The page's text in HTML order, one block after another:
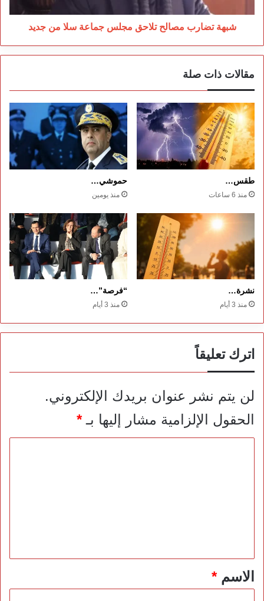
جديد
شبهة تضارب مصالح تلاحق مجلس جماعة سلا من جديد
مقالات ذات صلة
طقس…
منذ 6 ساعات
حموشي…
منذ يومين
نشرة…
منذ 3 أيام
“فرصة”…
منذ 3 أيام
اترك تعليقاً
لن يتم نشر عنوان بريدك الإلكتروني.
الحقول الإلزامية مشار إليها بـ*
*الاسم*